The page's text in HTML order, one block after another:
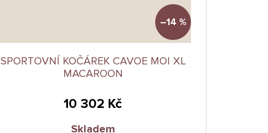
–14 %
SPORTOVNÍ KOČÁREK CAVOE MOI XL
MACAROON
10 302 Kč
Skladem